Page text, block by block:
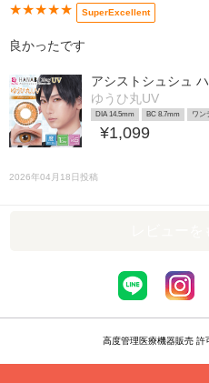
★★★★★ SuperExcellent
良かったです
アシストシュシュ
ゆうひ丸UV
DIA 14.5mm BC 8.7mm ワン
¥1,099
2026年04月18日投稿
高度管理医療機器販売